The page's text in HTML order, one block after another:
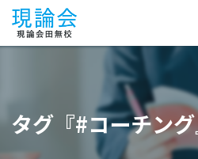
タグ『#コーチン